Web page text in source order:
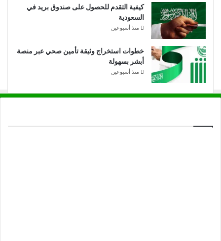
كيفية التقدم للحصول على صندوق بريد في
السعودية
منذ أسبوعين
خطوات استخراج وثيقة تأمين صحي عبر منصة
أبشر بسهولة
منذ أسبوعين